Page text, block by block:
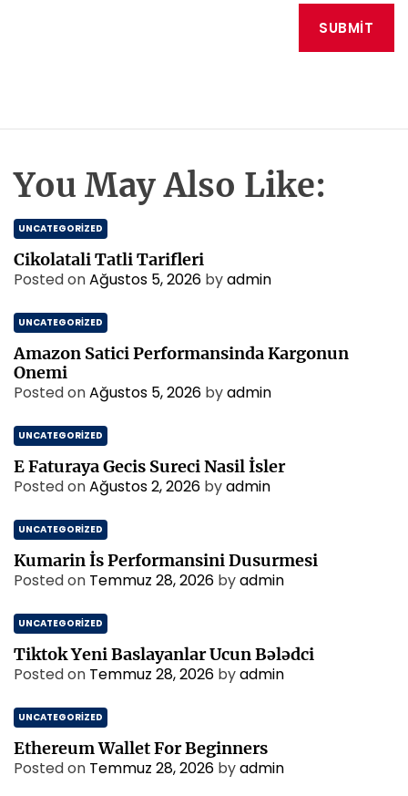
You May Also Like:
UNCATEGORIZED
Cikolatali Tatli Tarifleri
Posted onAğustos 5, 2026 byadmin
UNCATEGORIZED
Amazon Satici Performansinda Kargonun
Onemi
Posted onAğustos 5, 2026 byadmin
UNCATEGORIZED
E Faturaya Gecis Sureci Nasil İsler
Posted onAğustos 2, 2026 byadmin
UNCATEGORIZED
Kumarin İs Performansini Dusurmesi
Posted on Temmuz 28, 2026 byadmin
UNCATEGORIZED
Tiktok Yeni Baslayanlar Ucun Bələdci
Posted on Temmuz 28, 2026 byadmin
UNCATEGORIZED
Ethereum Wallet For Beginners
Posted on Temmuz 28, 2026 byadmin